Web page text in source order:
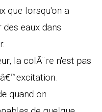
que lorsqu'on a
eaux dans
la colÃ¨re n'est pas
quand on